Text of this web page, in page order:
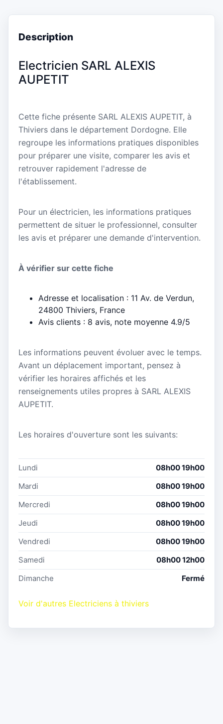
Description
Electricien SARL ALEXIS
AUPETIT
Cette fiche présente SARL ALEXIS AUPETIT, à
Thiviers dans le département Dordogne. Elle
regroupe les informations pratiques disponibles
pour préparer une visite, comparer les avis et
retrouver rapidement l'adresse de
l'établissement.
Pour un électricien, les informations pratiques
permettent de situer le professionnel, consulter
les avis et préparer une demande d'intervention.
À vérifier sur cette fiche
Adresse et localisation : 11 Av. de Verdun,
24800 Thiviers, France
Avis clients : 8 avis, note moyenne 4.9/5
Les informations peuvent évoluer avec le temps.
Avant un déplacement important, pensez à
vérifier les horaires affichés et les
renseignements utiles propres à SARL ALEXIS
AUPETIT.
Les horaires d'ouverture sont les suivants:
Lundi
08h00 19h00
Mardi
08h00 19h00
Mercredi
08h00 19h00
Jeudi
08h00 19h00
Vendredi
08h00 19h00
Samedi
08h00 12h00
Dimanche
Fermé
Voir d'autres Electriciens à thiviers